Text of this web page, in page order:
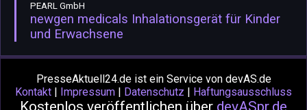
PEARL GmbH
newgen medicals Inhalationsgerät für Kinder
und Erwachsene
PresseAktuell24.de ist ein Service von devAS.de
Kontakt
Impressum Datenschutz Haftungsausschluss